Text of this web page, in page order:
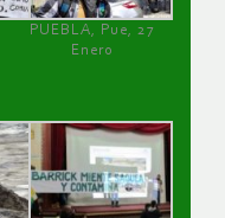
PUEBLA, Pue, 27
Enero